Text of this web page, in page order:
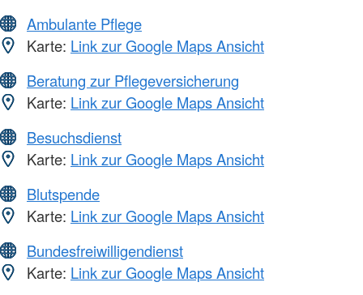
Ambulante Pflege
Karte: Link zur Google Maps Ansicht
Beratung zur Pflegeversicherung
Karte: Link zur Google Maps Ansicht
Besuchsdienst
Karte: Link zur Google Maps Ansicht
Blutspende
Karte: Link zur Google Maps Ansicht
Bundesfreiwilligendienst
Karte: Link zur Google Maps Ansicht